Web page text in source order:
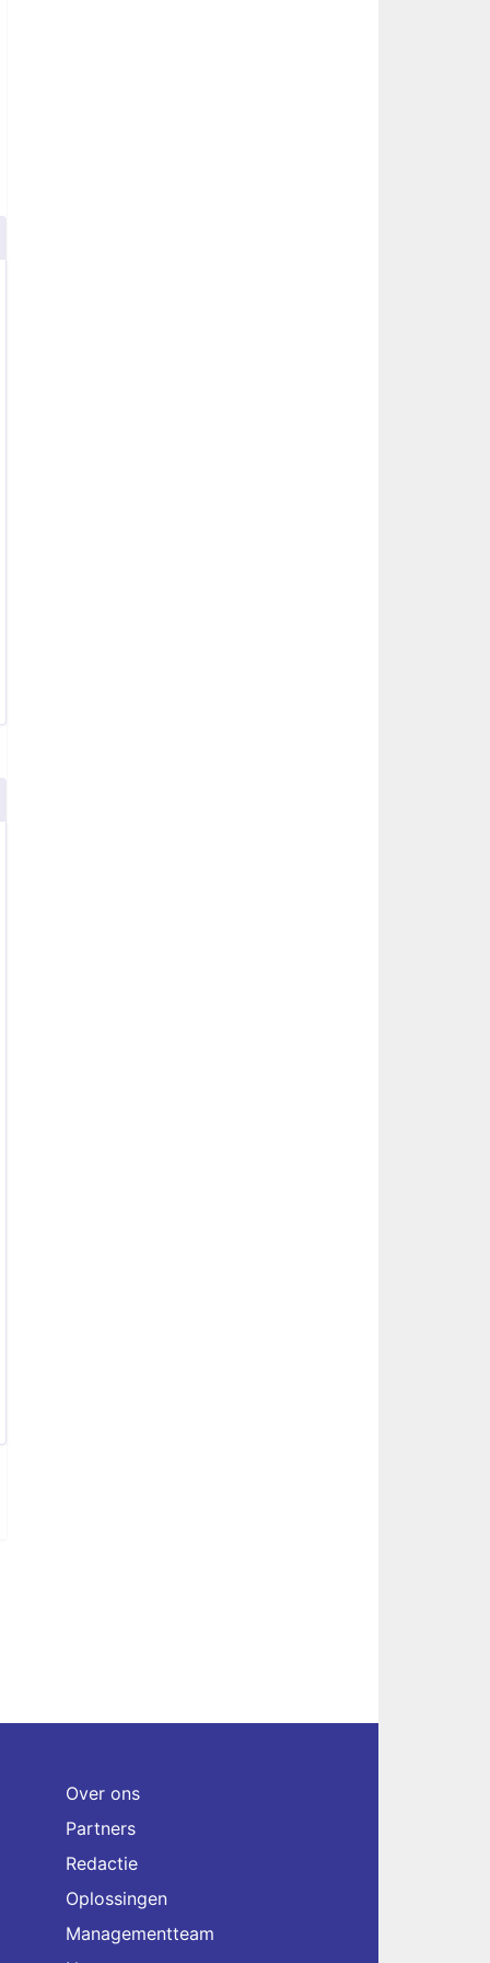
Over ons
Partners
Redactie
Oplossingen
Managementteam